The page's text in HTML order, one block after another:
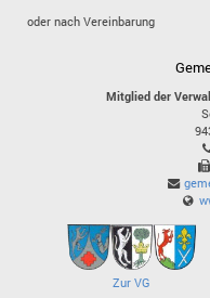
oder nach Vereinbarung
Mitglied der
Zur VG